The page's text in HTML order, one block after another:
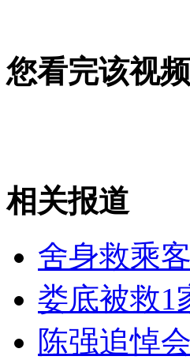
无痛分娩是否安全 医生回应
安徽一实载49人客车翻车
走！跟着总书记去植树
您看完该视
相关报道
舍身救乘
娄底被救1
陈强追悼